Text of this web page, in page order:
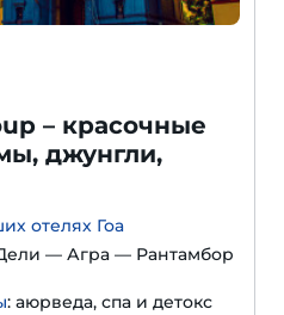
– красочные
джунгли,
отелях Гоа
— Агра — Рантамбор
: аюрведа, спа и детокс